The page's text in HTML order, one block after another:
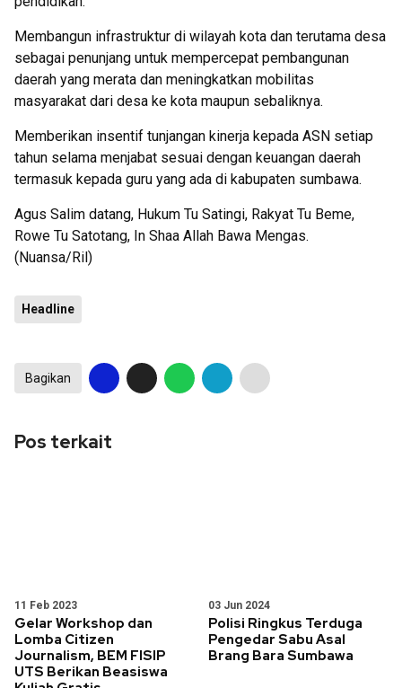
Membangun infrastruktur di wilayah kota dan terutama desa
sebagai penunjang untuk mempercepat pembangunan
daerah yang merata dan meningkatkan mobilitas
masyarakat dari desa ke kota maupun sebaliknya.
Memberikan insentif tunjangan kinerja kepada ASN setiap
tahun selama menjabat sesuai dengan keuangan daerah
termasuk kepada guru yang ada di kabupaten sumbawa.
Agus Salim datang, Hukum Tu Satingi, Rakyat Tu Beme,
Rowe Tu Satotang, In Shaa Allah Bawa Mengas.
(Nuansa/Ril)
Headline
Bagikan
Pos terkait
11 Feb 2023
Gelar Workshop dan
Lomba Citizen
Journalism, BEM FISIP
UTS Berikan Beasiswa
03 Jun 2024
Polisi Ringkus Terduga
Pengedar Sabu Asal
Brang Bara Sumbawa